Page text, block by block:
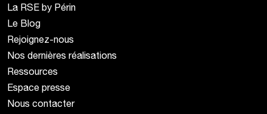
La RSE by Périn
Le Blog
Rejoignez-nous
Nos dernières réalisations
Ressources
Espace presse
Nous contacter